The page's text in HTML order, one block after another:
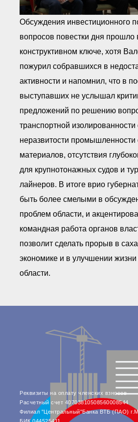
Обсуждения инвестиционного
вопросов повестки дня прошло
конструктивном ключе, хотя
пожурил собравшихся в
активности и напомнил, что в
выступавших не услышал
предложений по решению
транспортной изолированности
неразвитости промышленности
материалов, отсутствия
для крупнотонажных судов и
лайнеров. В итоге врио
быть более смелыми в
проблем области, и
командная работа органов
позволит сделать прорыв в
экономике и в улучшении жизни
области.
Реквизиты на оплату членских взносов
Расчетный счет 40703810508560008544
Филиал "Центральный"Банка ВТБ (ПАО)